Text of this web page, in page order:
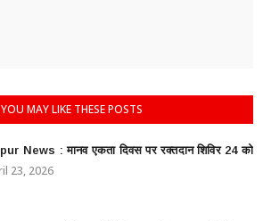
YOU MAY LIKE THESE POSTS
News : ​मानव एकता दिवस पर रक्तदान शिविर 24 को
23, 2026